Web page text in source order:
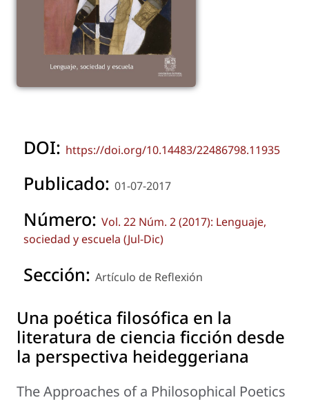
DOI: https://doi.org/10.14483/22486798.11935
Publicado: 01-07-2017
Número: Vol. 22 Núm. 2 (2017): Lenguaje,
sociedad y escuela (Jul-Dic)
Sección: Artículo de Reflexión
Una poética filosófica en la
literatura de ciencia ficción desde
la perspectiva heideggeriana
The Approaches of a Philosophical Poetics